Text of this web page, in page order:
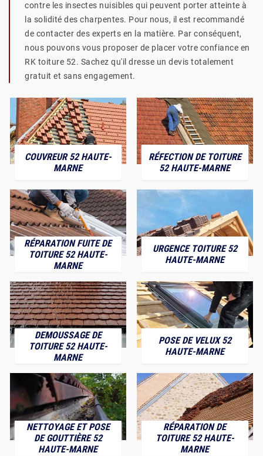
contre les insectes nuisibles qui peuvent porter atteinte à
la solidité des charpentes. Pour nous, il est recommandé
de contacter des experts en la matière. Par conséquent,
nous pouvons vous proposer de placer votre confiance en
RK toiture 52. Sachez qu'il dresse un devis totalement
gratuit et sans engagement.
COUVREUR 52 HAUTE-
MARNE
RÉFECTION DE TOITURE
52 HAUTE-MARNE
RÉPARATION FUITE DE
TOITURE 52 HAUTE-
MARNE
URGENCE TOITURE 52
HAUTE-MARNE
DEMOUSSAGE DE
TOITURE 52 HAUTE-
MARNE
POSE DE VELUX 52
HAUTE-MARNE
NETTOYAGE ET POSE
DE GOUTTIÈRE 52
HAUTE-MARNE
RÉPARATION DE
TOITURE 52 HAUTE-
MARNE